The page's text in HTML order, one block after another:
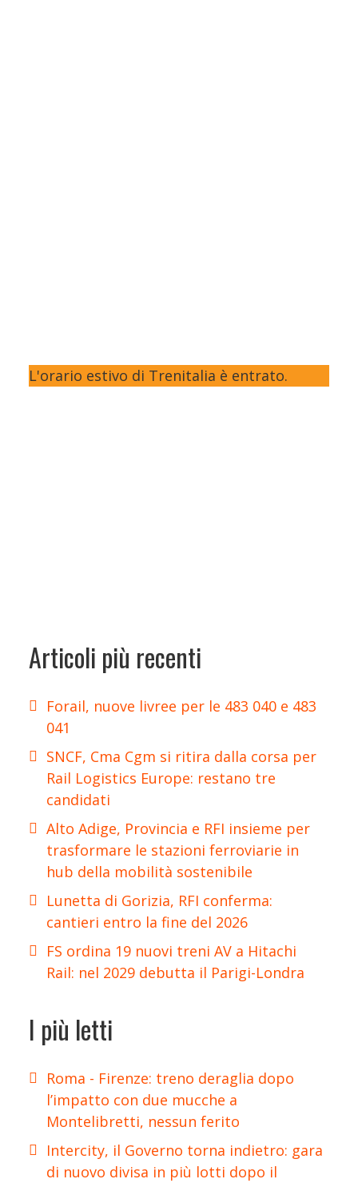
L'orario estivo di Trenitalia è entrato.
Articoli più recenti
Forail, nuove livree per le 483 040 e 483
041
SNCF, Cma Cgm si ritira dalla corsa per
Rail Logistics Europe: restano tre
candidati
Alto Adige, Provincia e RFI insieme per
trasformare le stazioni ferroviarie in
hub della mobilità sostenibile
Lunetta di Gorizia, RFI conferma:
cantieri entro la fine del 2026
FS ordina 19 nuovi treni AV a Hitachi
Rail: nel 2029 debutta il Parigi-Londra
I più letti
Roma - Firenze: treno deraglia dopo
l’impatto con due mucche a
Montelibretti, nessun ferito
Intercity, il Governo torna indietro: gara
di nuovo divisa in più lotti dopo il